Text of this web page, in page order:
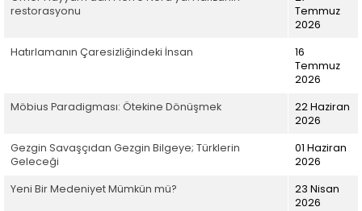
restorasyonu
Temmuz
2026
Hatırlamanın Çaresizliğindeki İnsan
16
Temmuz
2026
Möbius Paradigması: Ötekine Dönüşmek
22 Haziran
2026
Gezgin Savaşçıdan Gezgin Bilgeye; Türklerin
Geleceği
01 Haziran
2026
Yeni Bir Medeniyet Mümkün mü?
23 Nisan
2026